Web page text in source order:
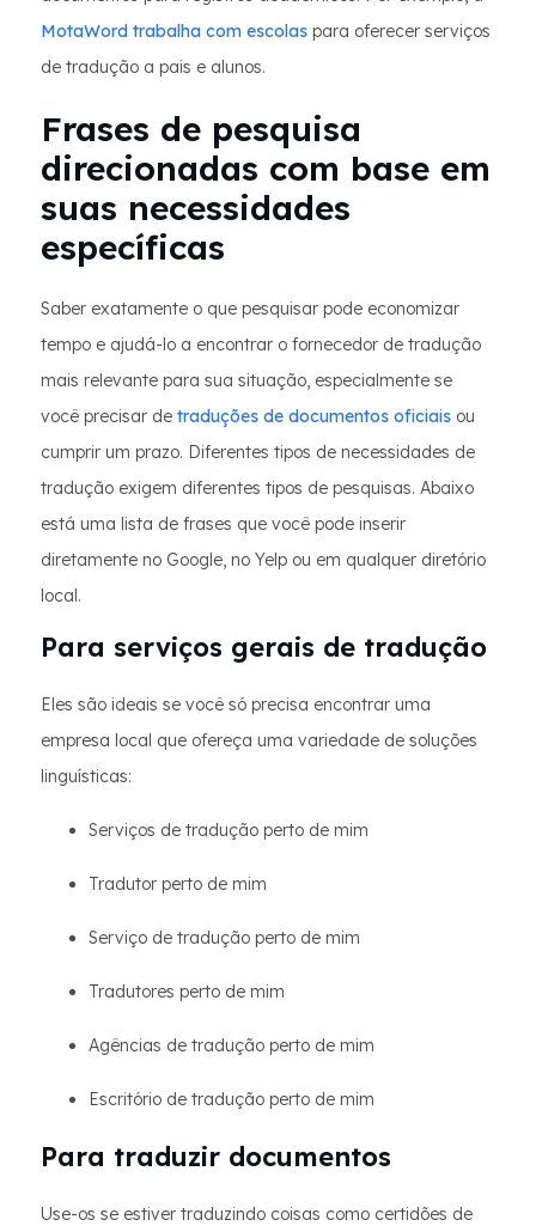
MotaWord trabalha com escolas para oferecer serviços
de tradução a pais e alunos.
Frases de pesquisa
direcionadas com base em
suas necessidades
específicas
Saber exatamente o que pesquisar pode economizar
tempo e ajudá-lo a encontrar o fornecedor de tradução
mais relevante para sua situação, especialmente se
você precisar de traduções de documentos oficiais ou
cumprir um prazo. Diferentes tipos de necessidades de
tradução exigem diferentes tipos de pesquisas. Abaixo
está uma lista de frases que você pode inserir
diretamente no Google, no Yelp ou em qualquer diretório
local.
Para serviços gerais de tradução
Eles são ideais se você só precisa encontrar uma
empresa local que ofereça uma variedade de soluções
linguísticas:
Serviços de tradução perto de mim
Tradutor perto de mim
Serviço de tradução perto de mim
Tradutores perto de mim
Agências de tradução perto de mim
Escritório de tradução perto de mim
Para traduzir documentos
Use-os se estiver traduzindo coisas como certidões de